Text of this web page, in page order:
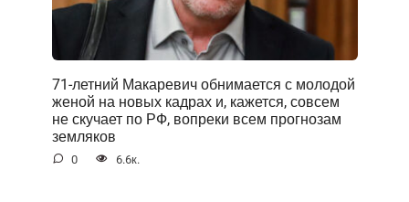
71-летний Макаревич обнимается с молодой
женой на новых кадрах и, кажется, совсем
не скучает по РФ, вопреки всем прогнозам
земляков
0 6.6к.